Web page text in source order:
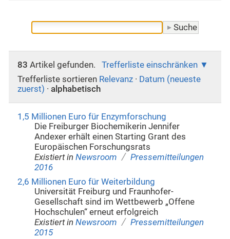
83 Artikel gefunden.
Trefferliste einschränken
Trefferliste sortieren Relevanz · Datum (neueste
zuerst) · alphabetisch
1,5 Millionen Euro für Enzymforschung
Die Freiburger Biochemikerin Jennifer
Andexer erhält einen Starting Grant des
Europäischen Forschungsrats
Existiert in Newsroom / Pressemitteilungen
2016
2,6 Millionen Euro für Weiterbildung
Universität Freiburg und Fraunhofer-
Gesellschaft sind im Wettbewerb „Offene
Hochschulen“ erneut erfolgreich
Existiert in Newsroom / Pressemitteilungen
2015